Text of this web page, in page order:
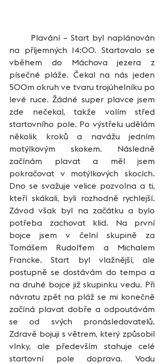
na příjemných 14:00. Startovalo se
vběhem do Máchova jezera z
písečné pláže. Čekal na nás jeden
500m okruh ve tvaru trojúhelníku po
levé ruce. Žádné super plavce jsem
zde nečekal, takže volím střed
startovního pole. Po výstřelu udělám
několik kroků a navážu jedním
motýlkovým skokem. Následně
začínám plavat a měl jsem
pokračovat v motýlkových skocích.
Dno se svažuje velice pozvolna a ti,
kteří skákali, byli rozhodně rychlejší.
Závod však byl na začátku a bylo
potřeba zachovat klid. Na první
bojce jsem v čelní skupině za
Tomášem Rudolfem a Michalem
Francke. Start byl vlažnější, ale
postupně se dostávám do tempa a
na druhé bojce již skupinku vedu. Při
návratu zpět na pláž se mi konečně
začíná plavat dobře a odpoutávám
se od svých pronásledovatelů.
Zdravě bojuji s větrem, který způsobil
vlnky, ale především stahuje celé
startovní pole doprava. Vodu